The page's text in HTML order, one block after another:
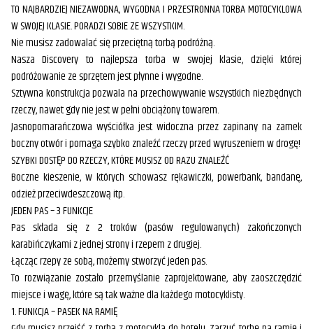
TO NAJBARDZIEJ NIEZAWODNA, WYGODNA I PRZESTRONNA TORBA MOTOCYKLOWA
W SWOJEJ KLASIE. PORADZI SOBIE ZE WSZYSTKIM.
Nie musisz zadowalać się przeciętną torbą podróżną.
Nasza Discovery to najlepsza torba w swojej klasie, dzięki której
podróżowanie ze sprzętem jest płynne i wygodne.
Sztywna konstrukcja pozwala na przechowywanie wszystkich niezbędnych
rzeczy, nawet gdy nie jest w pełni obciążony towarem.
Jasnopomarańczowa wyściółka jest widoczna przez zapinany na zamek
boczny otwór i pomaga szybko znaleźć rzeczy przed wyruszeniem w drogę!
SZYBKI DOSTĘP DO RZECZY, KTÓRE MUSISZ OD RAZU ZNALEŹĆ
Boczne kieszenie, w których schowasz rękawiczki, powerbank, bandanę,
odzież przeciwdeszczową itp.
JEDEN PAS – 3 FUNKCJE
Pas składa się z 2 troków (pasów regulowanych) zakończonych
karabińczykami z jednej strony i rzepem z drugiej.
Łącząc rzepy ze sobą, możemy stworzyć jeden pas.
To rozwiązanie zostało przemyślanie zaprojektowane, aby zaoszczędzić
miejsce i wagę, które są tak ważne dla każdego motocyklisty.
1. FUNKCJA – PASEK NA RAMIĘ